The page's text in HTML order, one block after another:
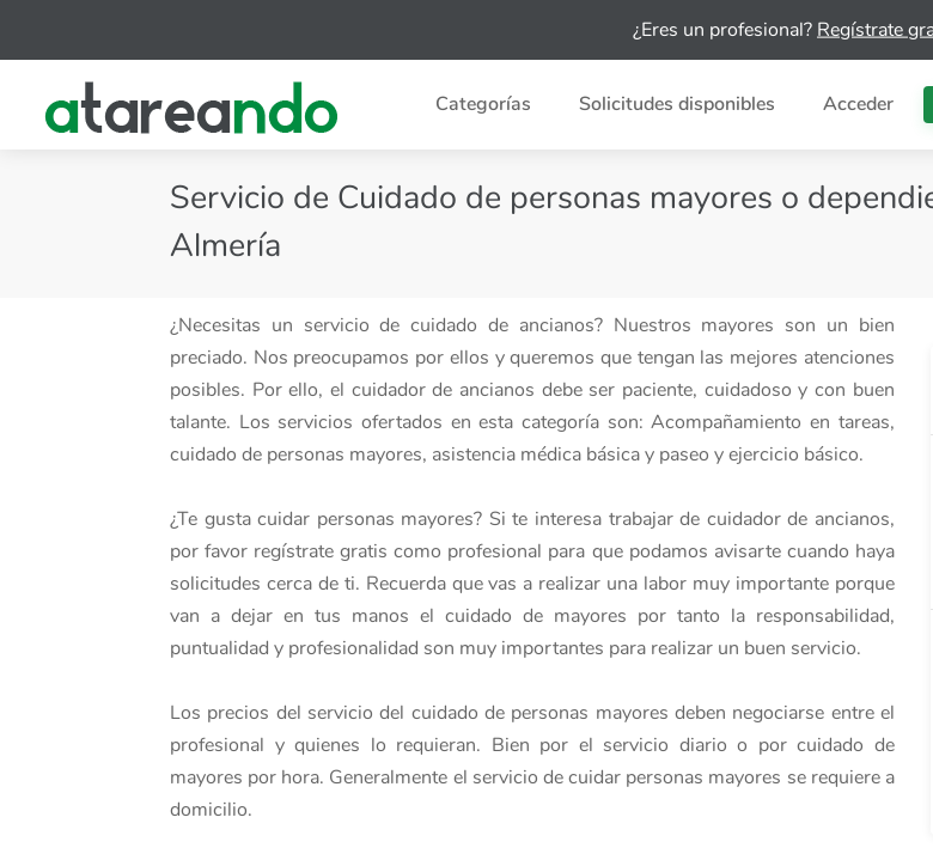
¿Eres un profesional?Regístrate
Categorías Solicitudes disponibles Acceder
Servicio de Cuidado de personas mayores o
Almería
¿Necesitas un servicio de cuidado de ancianos? Nuestros mayores son un bien
preciado. Nos preocupamos por ellos y queremos que tengan las mejores atenciones
posibles. Por ello, el cuidador de ancianos debe ser paciente, cuidadoso y con buen
talante. Los servicios ofertados en esta categoría son: Acompañamiento en tareas,
cuidado de personas mayores, asistencia médica básica y paseo y ejercicio básico.
¿Te gusta cuidar personas mayores? Si te interesa trabajar de cuidador de ancianos,
por favor regístrate gratis como profesional para que podamos avisarte cuando haya
solicitudes cerca de ti. Recuerda que vas a realizar una labor muy importante porque
van a dejar en tus manos el cuidado de mayores por tanto la responsabilidad,
puntualidad y profesionalidad son muy importantes para realizar un buen servicio.
Los precios del servicio del cuidado de personas mayores deben negociarse entre el
profesional y quienes lo requieran. Bien por el servicio diario o por cuidado de
mayores por hora. Generalmente el servicio de cuidar personas mayores se requiere a
domicilio.